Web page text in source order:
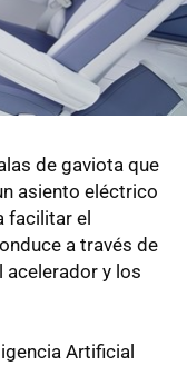
de gaviota que
asiento eléctrico
facilitar el
a través de
acelerador y los
Artificial